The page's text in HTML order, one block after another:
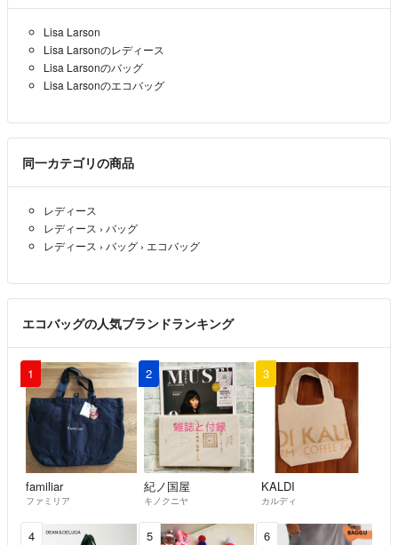
Lisa Larson
Lisa Larsonのレディース
Lisa Larsonのバッグ
Lisa Larsonのエコバッグ
同一カテゴリの商品
レディース
レディース › バッグ
レディース › バッグ › エコバッグ
エコバッグの人気ブランドランキング
1
familiar
ファミリア
2
紀ノ国屋
キノクニヤ
3
KALDI
カルディ
4 5 6